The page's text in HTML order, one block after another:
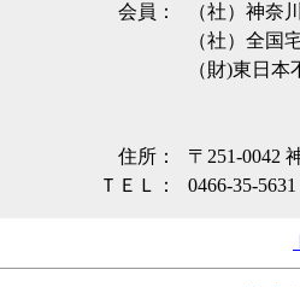
会員：
（社）神奈
（社）全国
（財)東日
住所：
〒251-0042
ＴＥＬ：
0466-35-5631